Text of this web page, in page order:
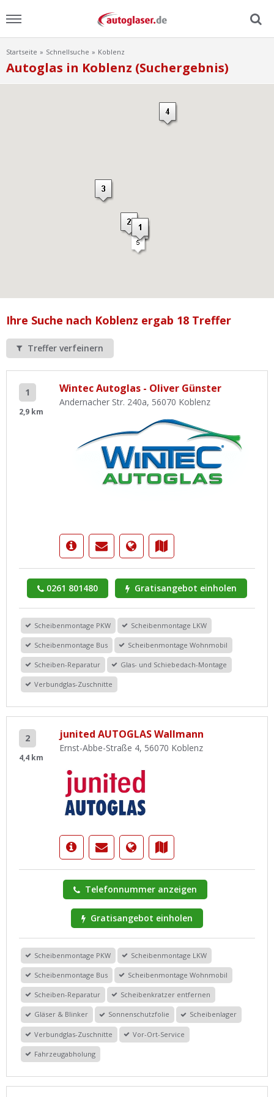
Home
Werkstatt Login
Startseite Schnellsuche Koblenz
Autoglas in Koblenz (Suchergebnis)
Ihre Suche nach Koblenz ergab 18 Treffer
Treffer verfeinern
1
2,9 km
Wintec Autoglas - Oliver Günster
Andernacher Str. 240a, 56070 Koblenz
0261 801480 Gratisangebot einholen
Scheibenmontage PKW Scheibenmontage LKW
Scheibenmontage Bus Scheibenmontage Wohnmobil
Scheiben-Reparatur Glas- und Schiebedach-Montage
Verbundglas-Zuschnitte
2
4,4 km
junited AUTOGLAS Wallmann
Ernst-Abbe-Straße 4, 56070 Koblenz
Telefonnummer anzeigen
Gratisangebot einholen
Scheibenmontage PKW Scheibenmontage LKW
Scheibenmontage Bus Scheibenmontage Wohnmobil
Scheiben-Reparatur Scheibenkratzer entfernen
Gläser & Blinker Sonnenschutzfolie Scheibenlager
Verbundglas-Zuschnitte Vor-Ort-Service
Fahrzeugabholung